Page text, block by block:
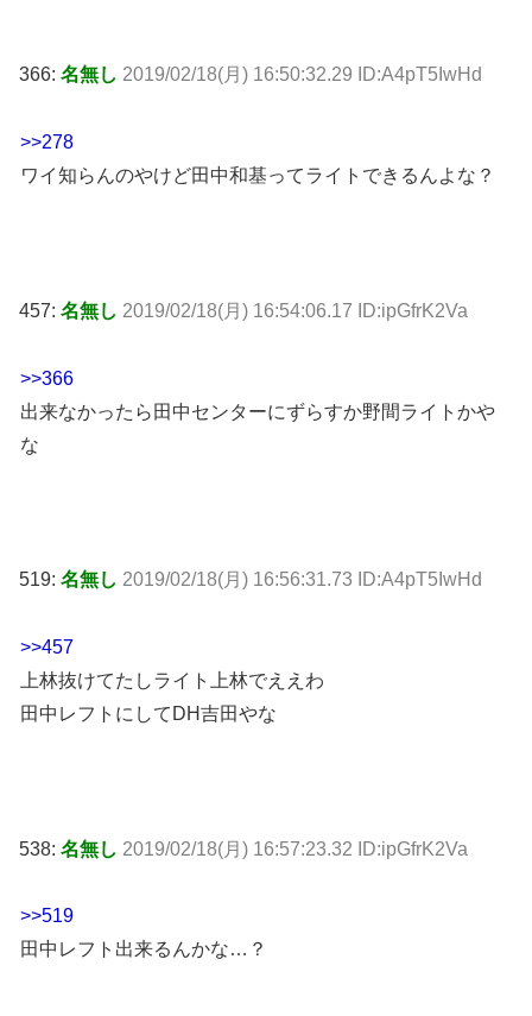
366: 名無し 2019/02/18(月) 16:50:32.29 ID:A4pT5IwHd
>>278
ワイ知らんのやけど田中和基ってライトできるんよな？
457: 名無し 2019/02/18(月) 16:54:06.17 ID:ipGfrK2Va
>>366
出来なかったら田中センターにずらすか野間ライトかや
な
519: 名無し 2019/02/18(月) 16:56:31.73 ID:A4pT5IwHd
>>457
上林抜けてたしライト上林でええわ
田中レフトにしてDH吉田やな
538: 名無し 2019/02/18(月) 16:57:23.32 ID:ipGfrK2Va
>>519
田中レフト出来るんかな…？